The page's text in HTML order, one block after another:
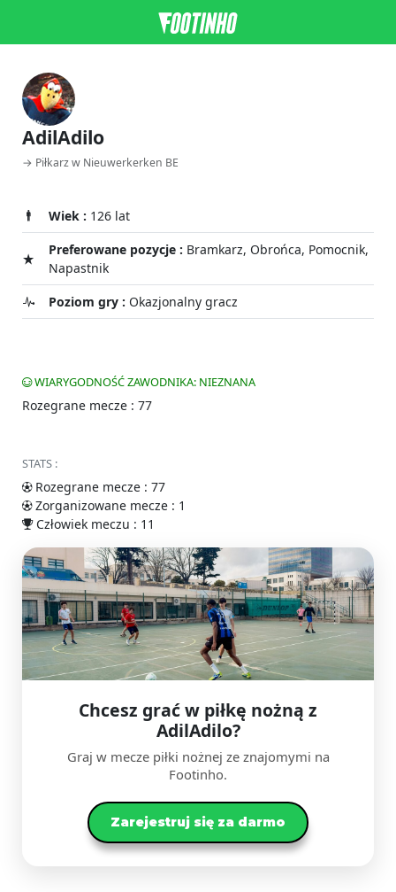
AdilAdilo
→ Piłkarz w Nieuwerkerken BE
Wiek : 126 lat
Preferowane pozycje : Bramkarz, Obrońca, Pomocnik,
Napastnik
Poziom gry : Okazjonalny gracz
WIARYGODNOŚĆ ZAWODNIKA: NIEZNANA
Rozegrane mecze : 77
STATS :
Rozegrane mecze : 77
Zorganizowane mecze : 1
Człowiek meczu : 11
Chcesz grać w piłkę nożną z
AdilAdilo?
Graj w mecze piłki nożnej ze znajomymi na
Footinho.
Zarejestruj się za darmo